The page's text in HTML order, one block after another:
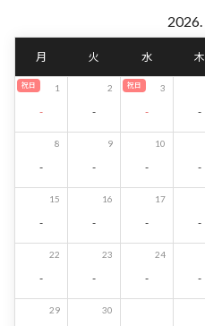
2026.
月 火 水 木
祝日 1
-
2
-
祝日 3
- -
8
-
9
-
10
- -
15
-
16
-
17
- -
22
-
23
-
24
- -
29 30